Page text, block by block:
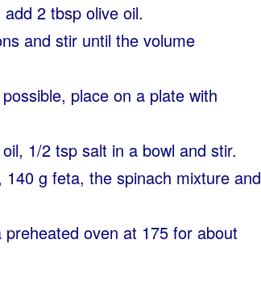
2 tbsp olive oil.
and stir until the volume
place on a plate with
1/2 tsp salt in a bowl and stir.
g feta, the spinach mixture and
oven at 175 for about